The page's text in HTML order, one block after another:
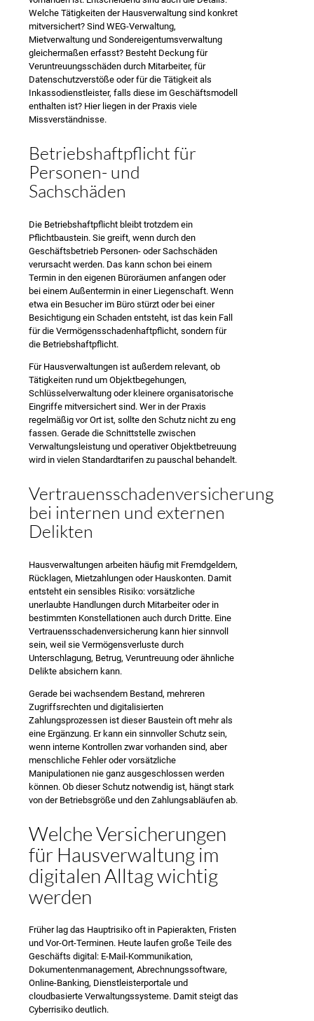
Welche Tätigkeiten der Hausverwaltung sind konkret
mitversichert? Sind WEG-Verwaltung,
Mietverwaltung und Sondereigentumsverwaltung
gleichermaßen erfasst? Besteht Deckung für
Veruntreuungsschäden durch Mitarbeiter, für
Datenschutzverstöße oder für die Tätigkeit als
Inkassodienstleister, falls diese im Geschäftsmodell
enthalten ist? Hier liegen in der Praxis viele
Missverständnisse.
Betriebshaftpflicht für
Personen- und
Sachschäden
Die Betriebshaftpflicht bleibt trotzdem ein
Pflichtbaustein. Sie greift, wenn durch den
Geschäftsbetrieb Personen- oder Sachschäden
verursacht werden. Das kann schon bei einem
Termin in den eigenen Büroräumen anfangen oder
bei einem Außentermin in einer Liegenschaft. Wenn
etwa ein Besucher im Büro stürzt oder bei einer
Besichtigung ein Schaden entsteht, ist das kein Fall
für die Vermögensschadenhaftpflicht, sondern für
die Betriebshaftpflicht.
Für Hausverwaltungen ist außerdem relevant, ob
Tätigkeiten rund um Objektbegehungen,
Schlüsselverwaltung oder kleinere organisatorische
Eingriffe mitversichert sind. Wer in der Praxis
regelmäßig vor Ort ist, sollte den Schutz nicht zu eng
fassen. Gerade die Schnittstelle zwischen
Verwaltungsleistung und operativer Objektbetreuung
wird in vielen Standardtarifen zu pauschal behandelt.
Vertrauensschadenversicherung
bei internen und externen
Delikten
Hausverwaltungen arbeiten häufig mit Fremdgeldern,
Rücklagen, Mietzahlungen oder Hauskonten. Damit
entsteht ein sensibles Risiko: vorsätzliche
unerlaubte Handlungen durch Mitarbeiter oder in
bestimmten Konstellationen auch durch Dritte. Eine
Vertrauensschadenversicherung kann hier sinnvoll
sein, weil sie Vermögensverluste durch
Unterschlagung, Betrug, Veruntreuung oder ähnliche
Delikte absichern kann.
Gerade bei wachsendem Bestand, mehreren
Zugriffsrechten und digitalisierten
Zahlungsprozessen ist dieser Baustein oft mehr als
eine Ergänzung. Er kann ein sinnvoller Schutz sein,
wenn interne Kontrollen zwar vorhanden sind, aber
menschliche Fehler oder vorsätzliche
Manipulationen nie ganz ausgeschlossen werden
können. Ob dieser Schutz notwendig ist, hängt stark
von der Betriebsgröße und den Zahlungsabläufen ab.
Welche Versicherungen
für Hausverwaltung im
digitalen Alltag wichtig
werden
Früher lag das Hauptrisiko oft in Papierakten, Fristen
und Vor-Ort-Terminen. Heute laufen große Teile des
Geschäfts digital: E-Mail-Kommunikation,
Dokumentenmanagement, Abrechnungssoftware,
Online-Banking, Dienstleisterportale und
cloudbasierte Verwaltungssysteme. Damit steigt das
Cyberrisiko deutlich.